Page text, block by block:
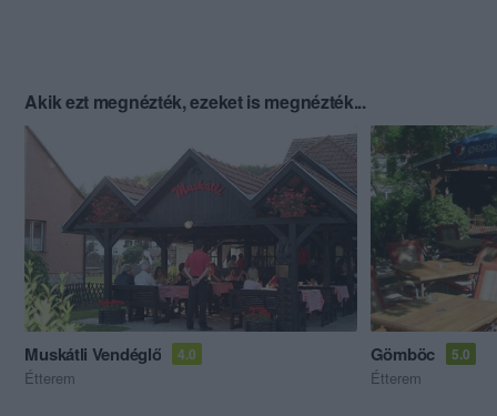
Akik ezt megnézték, ezeket is megnézték...
Muskátli Vendéglő 4.0
Étterem
Gömböc 5.0
Étterem